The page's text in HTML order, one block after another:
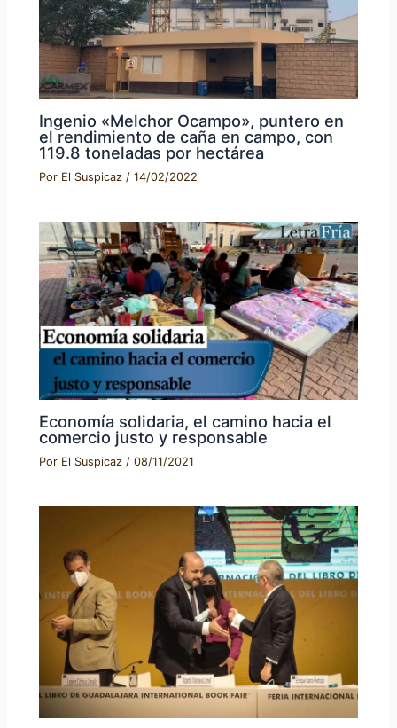
Ingenio «Melchor Ocampo», puntero en
el rendimiento de caña en campo, con
119.8 toneladas por hectárea
Por El Suspicaz/14/02/2022
Economía solidaria, el camino hacia el
comercio justo y responsable
Por El Suspicaz /08/11/2021